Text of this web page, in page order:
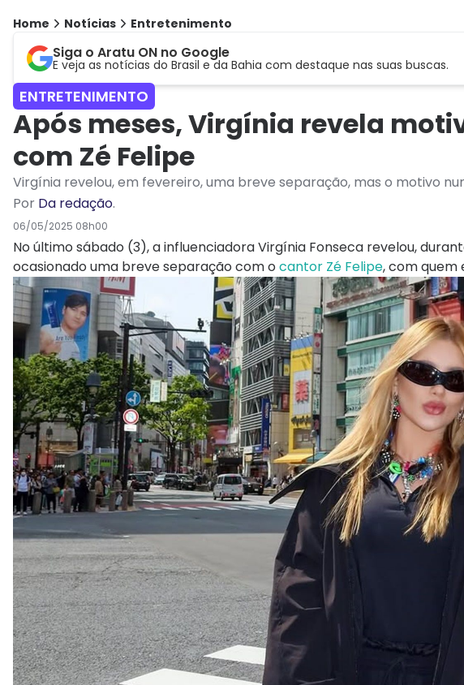
Home Notícias Entretenimento
Siga o Aratu ON no Google
E veja as notícias do Brasil e da Bahia com destaque nas suas buscas.
ENTRETENIMENTO
Após meses, Virgínia revela
com Zé Felipe
Virgínia revelou, em fevereiro, uma breve separação, mas o motivo
Por Da redação.
06/05/2025 08h00
No último sábado (3), a influenciadora Virgínia Fonseca revelou,
ocasionado uma breve separação com o cantor Zé Felipe, com quem